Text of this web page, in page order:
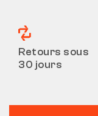
Retours sous
30 jours